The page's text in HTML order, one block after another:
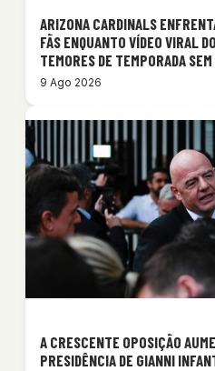
ARIZONA CARDINALS
FÃS ENQUANTO VÍDEO VIRAL
TEMORES DE TEMPORADA
9 Ago 2026
A CRESCENTE OPOSIÇÃO
PRESIDÊNCIA DE GIANNI